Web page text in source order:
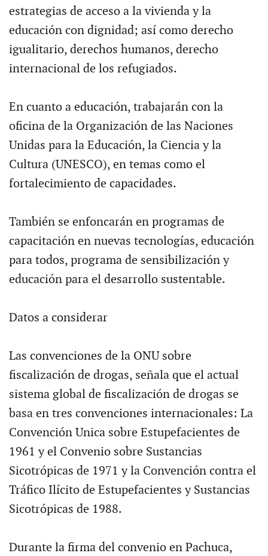
estrategias de acceso a la vivienda y la
educación con dignidad; así como derecho
igualitario, derechos humanos, derecho
internacional de los refugiados.
En cuanto a educación, trabajarán con la
oficina de la Organización de las Naciones
Unidas para la Educación, la Ciencia y la
Cultura (UNESCO), en temas como el
fortalecimiento de capacidades.
También se enfoncarán en programas de
capacitación en nuevas tecnologías, educación
para todos, programa de sensibilización y
educación para el desarrollo sustentable.
Datos a considerar
Las convenciones de la ONU sobre
fiscalización de drogas, señala que el actual
sistema global de fiscalización de drogas se
basa en tres convenciones internacionales: La
Convención Unica sobre Estupefacientes de
1961 y el Convenio sobre Sustancias
Sicotrópicas de 1971 y la Convención contra el
Tráfico Ilícito de Estupefacientes y Sustancias
Sicotrópicas de 1988.
Durante la firma del convenio en Pachuca,